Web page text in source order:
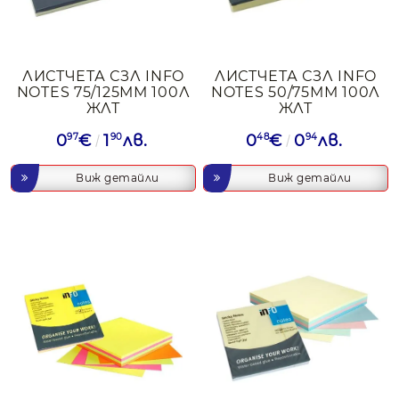
ЛИСТЧЕТА СЗЛ INFO
NOTES 75/125ММ 100Л
ЖЛТ
097€ 1 90лв.
Виж детайли
ЛИСТЧЕТА СЗЛ INFO
NOTES 50/75ММ 100Л
ЖЛТ
048€ 094лв.
Виж детайли